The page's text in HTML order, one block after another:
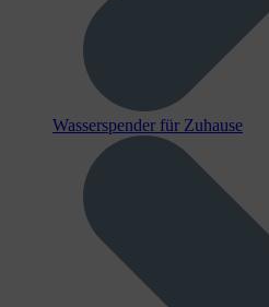
Wasserspender für Zuhause